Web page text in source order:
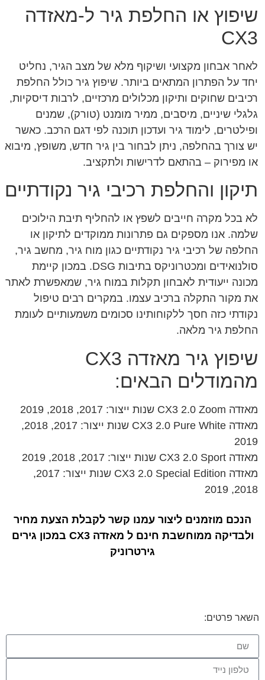
שיפוץ או החלפת גיר ל-מאזדה
CX3
לאחר אבחון מקצועי ושיקוף מלא של מצב הגיר, נחליט
יחד על הפתרון המתאים ביותר. שיפוץ גיר כולל החלפת
רכיבים שחוקים ותיקון מכלולים מרכזיים, לרבות דיסקיות,
גלגלי שיניים, מיסבים, ממיר מומנט (טורק), שמנים
ופילטרים, לימוד גיר ועדכון תוכנה לפי דגם הרכב. כאשר
יש צורך בהחלפה, ניתן לבחור בין גיר חדש, משופץ, מיבוא
או מפירוק – בהתאם לדרישות ולתקציב.
תיקון והחלפת רכיבי גיר נקודתיים
לא בכל מקרה חייבים לשפץ או להחליף תיבת הילוכים
שלמה. אנו מספקים גם פתרונות ממוקדים לתיקון או
החלפה של רכיבי גיר נקודתיים כגון מוח גיר, מחשב גיר,
סולנואידים ומכטרוניקס בתיבות DSG. במכון קיימת
מכונה ייעודית לאבחון תקלות במוח גיר, שמאפשרת לאתר
את מקור התקלה ברכיב עצמו. במקרים רבים טיפול
נקודתי כזה חסך ללקוחותינו סכומים משמעותיים לעומת
החלפת גיר מלאה.
שיפוץ גיר מאזדה CX3
מהמודלים הבאים:
מאזדה CX3 2.0 Zoom שנות ייצור: 2017, 2018, 2019
מאזדה CX3 2.0 Pure White שנות ייצור: 2017, 2018,
2019
מאזדה CX3 2.0 Sport שנות ייצור: 2017, 2018, 2019
מאזדה CX3 2.0 Special Edition שנות ייצור: 2017,
2018, 2019
הנכם מוזמנים ליצור עמנו קשר לקבלת הצעת מחיר
ולבדיקה ממוחשבת חינם ל מאזדה CX3 במכון גירים
גירטרוניק
השאר פרטים: